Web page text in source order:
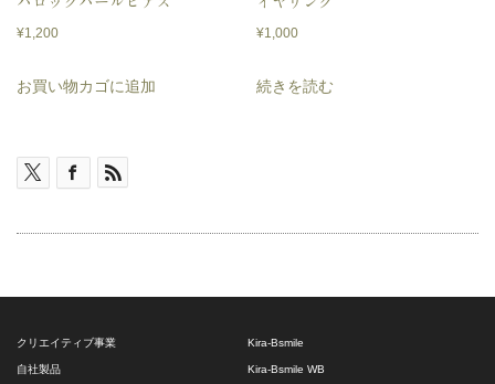
¥1,200
お買い物カゴに追加
¥1,000
続きを読む
クリエイティブ事業
自社製品
Kira-Bsmile
Kira-Bsmile WB